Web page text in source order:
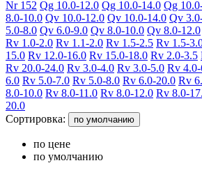
Nr 152 Qg 10.0-12.0 Qg 10.0-14.0 Qg
8.0-10.0 Qv 10.0-12.0 Qv 10.0-14.0 Qv
5.0-8.0 Qv 6.0-9.0 Qv 8.0-10.0 Qv 8.0-12.0
Rv 1.0-2.0 Rv 1.1-2.0 Rv 1.5-2.5 Rv 1.5-
15.0 Rv 12.0-16.0 Rv 15.0-18.0 Rv 2.0-3.5
Rv 20.0-24.0 Rv 3.0-4.0 Rv 3.0-5.0 Rv
6.0 Rv 5.0-7.0 Rv 5.0-8.0 Rv 6.0-20.0 Rv
8.0-10.0 Rv 8.0-11.0 Rv 8.0-12.0 Rv 8.0-
20.0
Сортировка:
по умолчанию
по цене
по умолчанию